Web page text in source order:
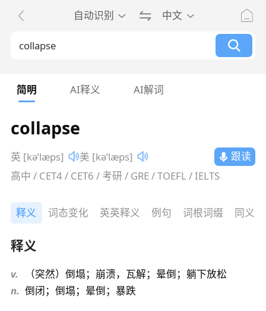
自动识别 中文
简明 AI释义 AI解词
collapse
英 [kəˈlæps] 美 [kəˈlæps]
跟读
高中 / CET4 / CET6 / 考研 / GRE / TOEFL / IELTS
释义 词态变化 英英释义 例句 词根词缀 同义词
释义
v.
（突然）倒塌；崩溃，瓦解；晕倒；躺下放松
n. 倒闭；倒塌；晕倒；暴跌